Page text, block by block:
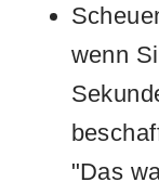
wenn
"Das